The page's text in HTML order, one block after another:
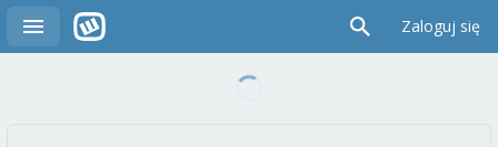
Zaloguj się